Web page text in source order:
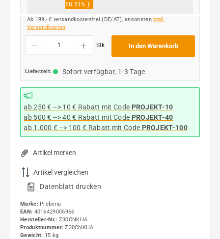
68.51% )
Ab 199,- € versandkostenfrei (DE/AT), ansonstenzzgl.
Versandkosten
Produkt Anzahl: Gib den gewünschten Wert ein oder benutze die Schaltflächen um
Stk In den Warenkorb
Lieferzeit: Sofort verfügbar, 1-3 Tage
ab 250 € --> 10 € Rabatt mit Code PROJEKT-10
ab 500 € --> 40 € Rabatt mit Code PROJEKT-40
ab 1.000 € --> 100 € Rabatt mit Code PROJEKT-100
Artikel merken
Artikel vergleichen
. Datenblatt drucken
Marke: Prebena
EAN: 4016429005966
Hersteller-Nr.: Z30CNKHA
Produktnummer: Z30CNKHA
Gewicht: 15 kg